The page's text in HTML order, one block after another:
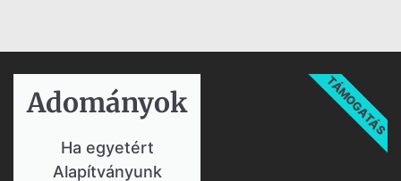
Adományok​
Ha egyetért
Alapítványunk
TÁMOGATÁS